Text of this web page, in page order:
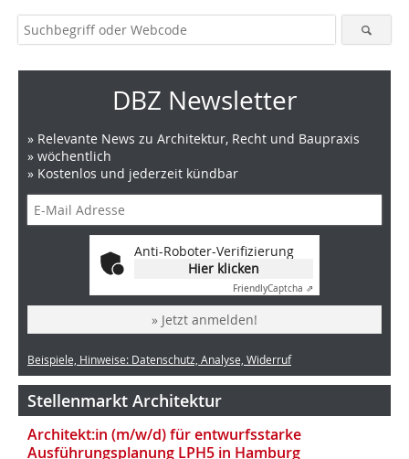
DBZ Newsletter
» Relevante News zu Architektur, Recht und Baupraxis
» wöchentlich
» Kostenlos und jederzeit kündbar
Anti-Roboter-Verifizierung
Hier klicken
FriendlyCaptcha ⇗
» Jetzt anmelden!
Beispiele, Hinweise: Datenschutz, Analyse, Widerruf
Stellenmarkt Architektur
Architekt:in (m/w/d) für entwurfsstarke
Ausführungsplanung LPH5 in Hamburg